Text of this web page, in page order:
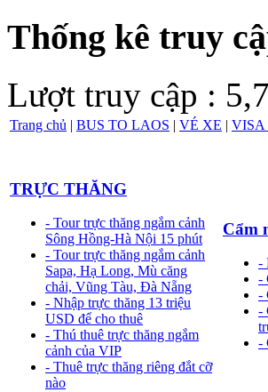
Thống kê truy
Lượt truy cập :
Trang chủ | BUS TO LAOS | VÉ XE | VISA
TRỰC THĂNG
- Tour trực thăng ngắm cảnh
Sông Hồng-Hà Nội 15 phút
- Tour trực thăng ngắm cảnh
Sapa, Hạ Long, Mù căng
chải, Vũng Tàu, Đà Nẵng
- Nhập trực thăng 13 triệu
USD để cho thuê
- Thú thuê trực thăng ngắm
cảnh của VIP
- Thuê trực thăng riêng đắt cỡ
nào
Cẩm
-
-
-
-
-